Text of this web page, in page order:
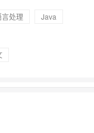
言处理
Java